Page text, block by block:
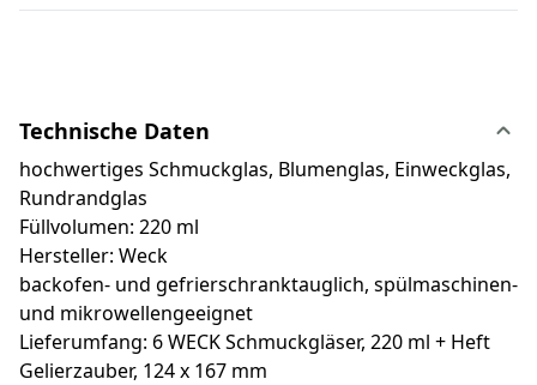
Technische Daten
hochwertiges Schmuckglas, Blumenglas, Einweckglas,
Rundrandglas
Füllvolumen: 220 ml
Hersteller: Weck
backofen- und gefrierschranktauglich, spülmaschinen-
und mikrowellengeeignet
Lieferumfang: 6 WECK Schmuckgläser, 220 ml + Heft
Gelierzauber, 124 x 167 mm